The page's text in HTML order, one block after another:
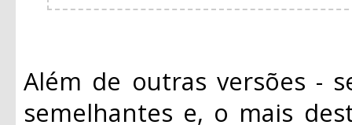
Além de outras versões -
semelhantes e, o mais